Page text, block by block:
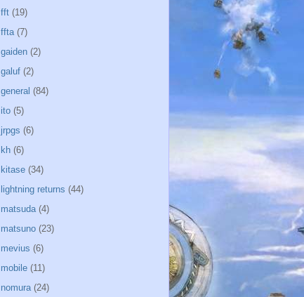
fft (19)
ffta (7)
gaiden (2)
galuf (2)
general (84)
ito (5)
jrpgs (6)
kh (6)
kitase (34)
lightning returns (44)
matsuda (4)
matsuno (23)
mevius (6)
mobile (11)
nomura (24)